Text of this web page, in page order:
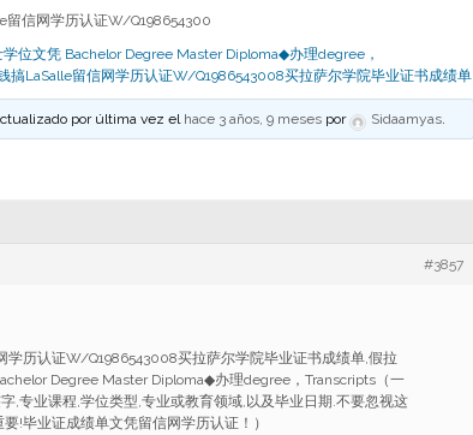
留信网学历认证W/Q198654300
位文凭 Bachelor Degree Master Diploma◆办理degree，
搞LaSalle留信网学历认证W/Q1986543008买拉萨尔学院毕业证书成绩单
por última vez el hace 3 años, 9 meses por Sidaamyas.
#3857
学历认证W/Q1986543008买拉萨尔学院毕业证书成绩单,假拉
Degree Master Diploma◆办理degree，Transcripts（一
,专业课程,学位类型,专业或教育领域,以及毕业日期.不要忽视这
要!毕业证成绩单文凭留信网学历认证！）